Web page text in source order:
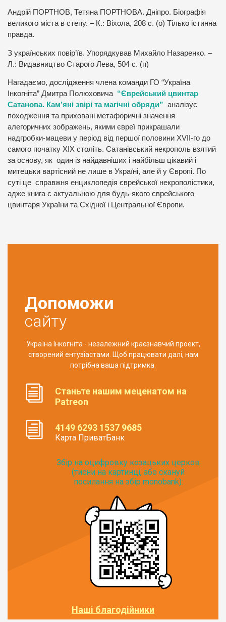
Андрій ПОРТНОВ, Тетяна ПОРТНОВА. Дніпро. Біографія
великого міста в степу. – К.: Віхола, 208 с. (о) Тілько істинна
правда.
З українських повір’їв. Упорядкував Михайло Назаренко. –
Л.: Видавництво Старого Лева, 504 с. (п)
Нагадаємо, дослідження члена команди ГО “Україна
Інкогніта” Дмитра Полюховича “Єврейський цвинтар
Сатанова. Кам’яні звірі та магічні обряди” аналізує
походження та приховані метафоричні значення
алегоричних зображень, якими євреї прикрашали
надгробки-мацеви у період від першої половини XVII-го до
самого початку ХІХ століть. Сатанівський некрополь взятий
за основу, як один із найдавніших і найбільш цікавий і
митецьки вартісний не лише в Україні, але й у Європі. По
суті це справжня енциклопедія єврейської некрополістики,
адже книга є актуальною для будь-якого єврейського
цвинтаря України та Східної і Центральної Європи.
Допоможи
сайту
Україна Інкогніта - незалежний краєзнавчий проект,
створений ентузіастами. Щоб працювати далі, нам
потрібна ваша підтримка.
Станьте нашим меценатом на
Patreon
4149 6293 1537 9685
Карта ПриватБанк
Збір на оцифровку козацьких церков
(тисни на картинці, або скануй
посилання на збір monobank):
Наші благодійники